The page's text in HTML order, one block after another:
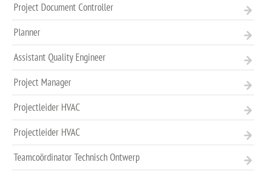
Project Document Controller
Planner
Assistant Quality Engineer
Project Manager
Projectleider HVAC
Projectleider HVAC
Teamcoördinator Technisch Ontwerp